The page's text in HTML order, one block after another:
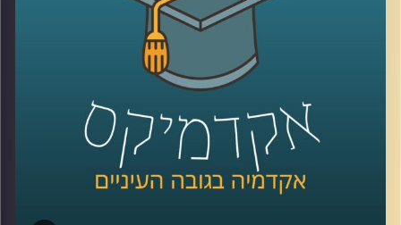
כסף מזומן, אבל מה שהם באמת רוצים זו מילה טובה מהבוס.
המקרה הזה מצטרף לשורה גדולה של מקרים שנחקרו על ידי
הכלכלה ההתנהגותית ונמצא שהתשובה האינטואיטיבית או
ההגיונית היא לא תמיד הנכונה
אז על זה ועוד הצטרף אלינו ד״ר גיא הוכמן, ראש תכנית התואר
השני בכלכלה התנהגותית באוניברסיטת רייכמן
קרדיט תמונות:AudioVersity